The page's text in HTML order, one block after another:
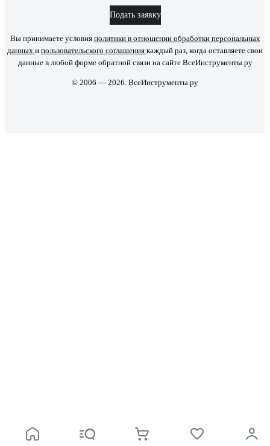
Подать заявку
Вы принимаете условия политики в отношении обработки персональных
данных и пользовательского соглашения каждый раз, когда оставляете свои
данные в любой форме обратной связи на сайте ВсеИнструменты.ру
© 2006 — 2026. ВсеИнструменты.ру